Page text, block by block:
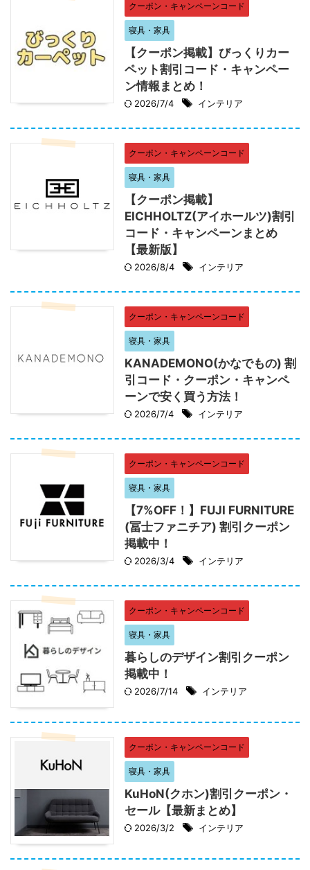
クーポン・キャンペーンコード
寝具・家具
【クーポン掲載】びっくりカー
ペット割引コード・キャンペー
ン情報まとめ！
2026/7/4 インテリア
クーポン・キャンペーンコード
寝具・家具
【クーポン掲載】
EICHHOLTZ(アイホールツ)割引
コード・キャンペーンまとめ
【最新版】
2026/8/4 インテリア
クーポン・キャンペーンコード
寝具・家具
KANADEMONO(かなでもの) 割
引コード・クーポン・キャンペ
ーンで安く買う方法！
2026/7/4 インテリア
クーポン・キャンペーンコード
寝具・家具
【7%OFF！】FUJI FURNITURE
(冨士ファニチア) 割引クーポン
掲載中！
2026/3/4 インテリア
クーポン・キャンペーンコード
寝具・家具
暮らしのデザイン割引クーポン
掲載中！
2026/7/14 インテリア
クーポン・キャンペーンコード
寝具・家具
KuHoN(クホン)割引クーポン・
セール【最新まとめ】
2026/3/2 インテリア